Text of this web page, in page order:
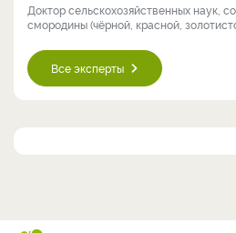
Доктор сельскохозяйственных наук,
смородины (чёрной, красной,
Все эксперты